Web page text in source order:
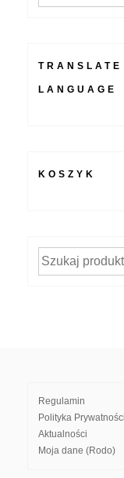
LANGUAGE
KOSZYK
Szukaj:
Regulamin
Polityka Prywatności
Aktualności
Moja dane (Rodo)